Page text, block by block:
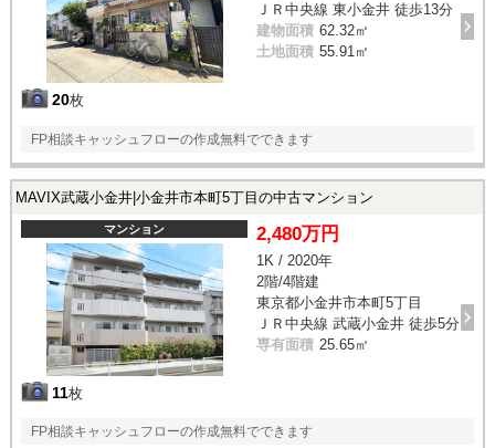
20枚
ＪＲ中央線 東小金井 徒歩13分
建物面積 62.32㎡
土地面積 55.91㎡
FP相談キャッシュフローの作成無料でできます
MAVIX武蔵小金井|小金井市本町5丁目の中古マンション
マンション
11枚
2,480万円
1K / 2020年
2階/4階建
東京都小金井市本町5丁目
ＪＲ中央線 武蔵小金井 徒歩5分
専有面積 25.65㎡
FP相談キャッシュフローの作成無料でできます